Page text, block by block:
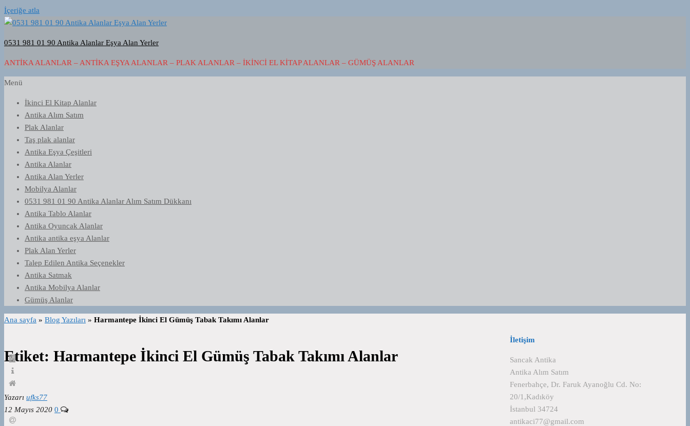
İçeriğe atla
0531 981 01 90 Antika Alanlar Eşya Alan Yerler
ANTIKA ALANLAR – ANTIKA EŞYA ALANLAR – PLAK ALANLAR – İKINCI EL KITAP ALANLAR – GÜMÜŞ ALANLAR
Menü
İkinci El Kitap Alanlar
Antika Alım Satım
Plak Alanlar
Taş plak alanlar
Antika Eşya Çeşitleri
Antika Alanlar
Antika Alan Yerler
Mobilya Alanlar
0531 981 01 90 Antika Alanlar Alım Satım Dükkanı
Antika Tablo Alanlar
Antika Oyuncak Alanlar
Antika antika eşya Alanlar
Plak Alan Yerler
Talep Edilen Antika Seçenekler
Antika Satmak
Antika Mobilya Alanlar
Gümüş Alanlar
Ana sayfa » Blog Yazıları » Harmantepe İkinci El Gümüş Tabak Takımı Alanlar
Etiket: Harmantepe İkinci El Gümüş Tabak Takımı Alanlar
Yazarı ufks77
12 Mayıs 2020 0
İletişim
Sancak Antika
Antika Alım Satım
Fenerbahçe, Dr. Faruk Ayanoğlu Cd. No:
20/1,Kadıköy
İstanbul 34724
antikaci77@gmail.com